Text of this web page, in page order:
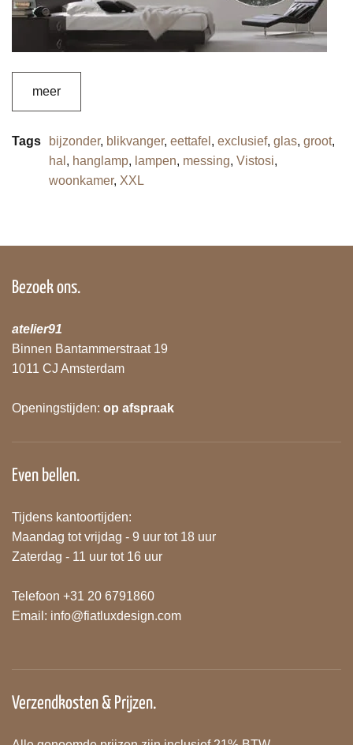
meer
Tags bijzonder, blikvanger, eettafel , exclusief, glas, groot,
hal , hanglamp, lampen, messing, Vistosi,
woonkamer, XXL
Bezoek ons.
atelier91
Binnen Bantammerstraat 19
1011 CJ Amsterdam
Openingstijden: op afspraak
Even bellen.
Tijdens kantoortijden:
Maandag tot vrijdag - 9 uur tot 18 uur
Zaterdag - 11 uur tot 16 uur
Telefoon +31 20 6791860
Email: info@fiatluxdesign.com
Verzendkosten & Prijzen.